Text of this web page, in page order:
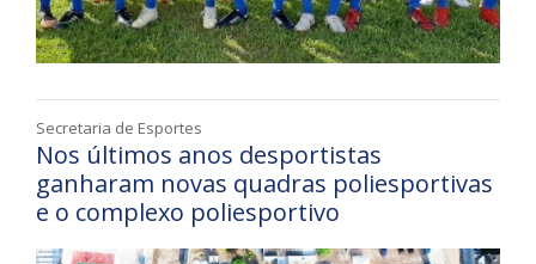
Secretaria de Esportes
Nos últimos anos desportistas
ganharam novas quadras poliesportivas
e o complexo poliesportivo